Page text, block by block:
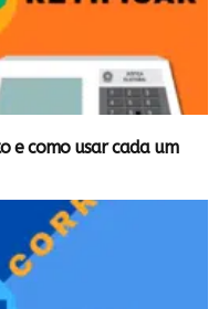
e como usar cada um